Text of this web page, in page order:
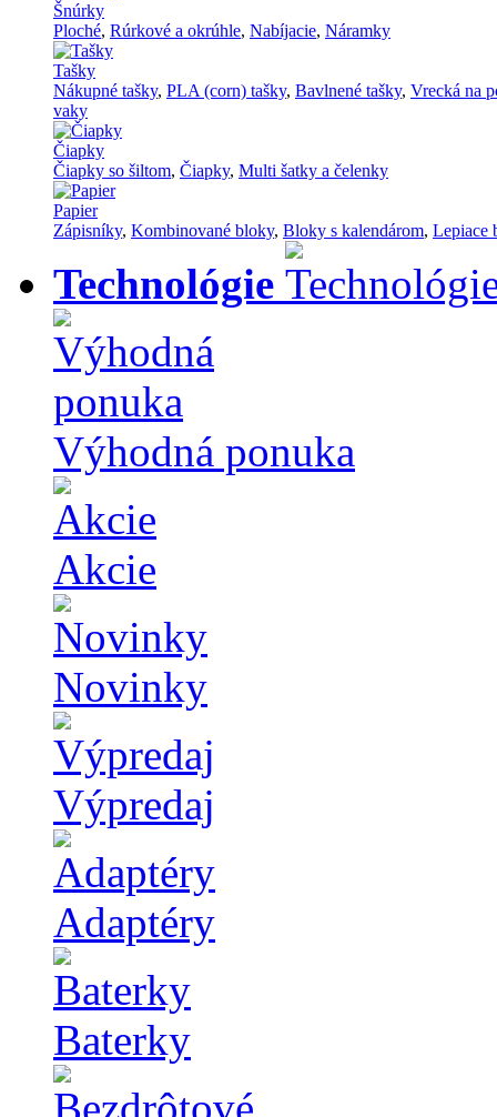
Šnúrky
Ploché, Rúrkové a okrúhle, Nabíjacie, Náramky
Tašky
Nákupné tašky, PLA (corn) tašky, Bavlnené tašky, Vrecká na
vaky
Čiapky
Čiapky so šiltom, Čiapky, Multi šatky a čelenky
Papier
Zápisníky, Kombinované bloky, Bloky s kalendárom, Lepiace
Technológie
Výhodná ponuka
Akcie
Novinky
Výpredaj
Adaptéry
Baterky